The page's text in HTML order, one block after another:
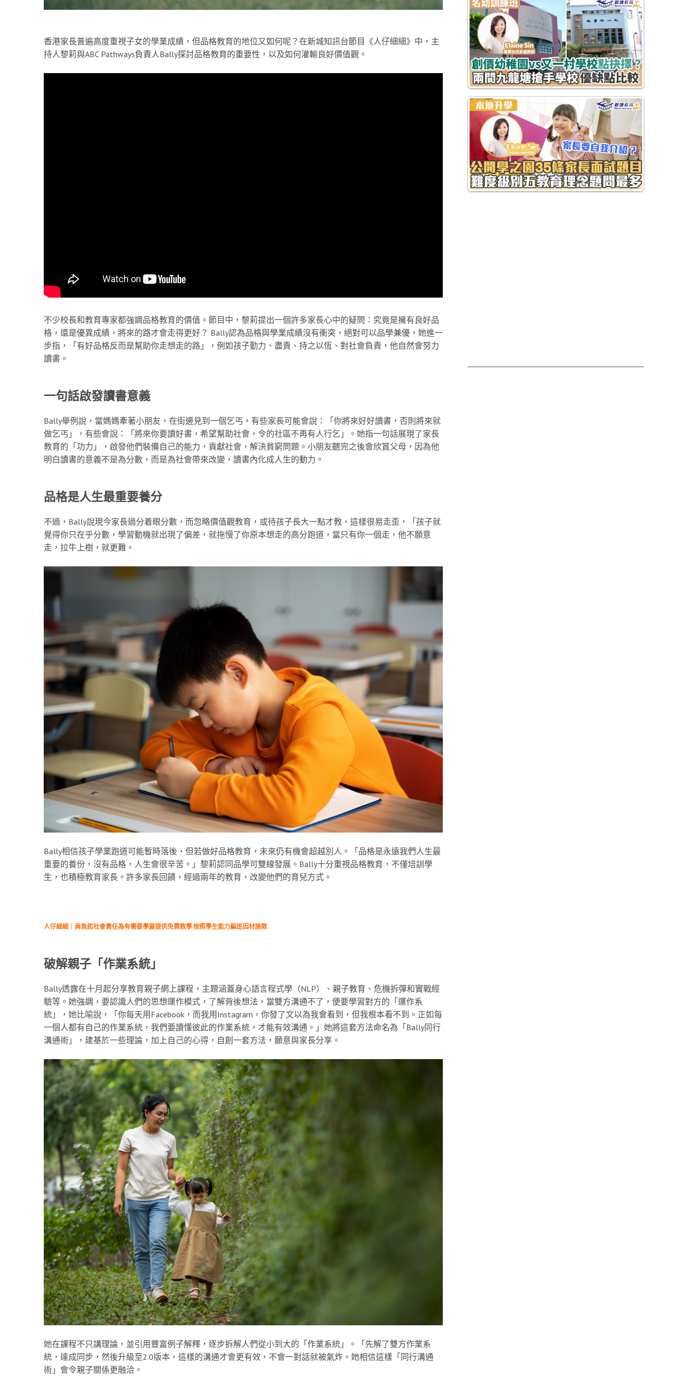
香港家長普遍高度重視子女的學業成績，但品格教育的地位又如何呢？在新城知訊台節目《人仔細細》中，主
持人黎莉與ABC Pathways負責人Bally探討品格教育的重要性，以及如何灌輸良好價值觀。
不少校長和教育專家都強調品格教育的價值。節目中，黎莉提出一個許多家長心中的疑問：究竟是擁有良好品
格，還是優異成績，將來的路才會走得更好？ Bally認為品格與學業成績沒有衝突，絕對可以品學兼優，她進一
步指，「有好品格反而是幫助你走想走的路」，例如孩子勤力、盡責、持之以恆、對社會負責，他自然會努力
讀書。
一句話啟發讀書意義
Bally舉例說，當媽媽牽著小朋友，在街邊見到一個乞丐，有些家長可能會說：「你將來好好讀書，否則將來就
做乞丐」，有些會說：「將來你要讀好書，希望幫助社會，令的社區不再有人行乞」。她指一句話展現了家長
教育的「功力」，啟發他們裝備自己的能力，貢獻社會，解決貧窮問題。小朋友聽完之後會欣賞父母，因為他
明白讀書的意義不是為分數，而是為社會帶來改變，讀書內化成人生的動力。
品格是人生最重要養分
不過，Bally說現今家長過分着眼分數，而忽略價值觀教育，或待孩子長大一點才教，這樣很易走歪，「孩子就
覺得你只在乎分數，學習動機就出現了偏差，就拖慢了你原本想走的高分跑道，當只有你一個走，他不願意
走，拉牛上樹，就更難。
Bally相信孩子學業跑道可能暫時落後，但若做好品格教育，未來仍有機會超越別人。「品格是永遠我們人生最
重要的養份，沒有品格，人生會很辛苦。」黎莉認同品學可雙線發展。Bally十分重視品格教育，不僅培訓學
生，也積極教育家長。許多家長回饋，經過兩年的教育，改變他們的育兒方式。
人仔細細｜肩負起社會責任為有需要學童提供免費教學 按照學生能力編班因材施教
破解親子「作業系統」
Bally透露在十月起分享教育親子網上課程，主題涵蓋身心語言程式學（NLP）、親子教育、危機拆彈和實戰經
驗等。她強調，要認識人們的思想運作模式，了解背後想法，當雙方溝通不了，便要學習對方的「運作系
統」，她比喻說，「你每天用Facebook，而我用Instagram，你發了文以為我會看到，但我根本看不到。正如每
一個人都有自己的作業系統，我們要讀懂彼此的作業系統，才能有效溝通。」她將這套方法命名為「Bally同行
溝通術」，建基於一些理論，加上自己的心得，自創一套方法，願意與家長分享。
她在課程不只講理論，並引用豐富例子解釋，逐步拆解人們從小到大的「作業系統」。「先解了雙方作業系
統，達成同步，然後升級至2.0版本，這樣的溝通才會更有效，不會一對話就被氣炸。她相信這樣「同行溝通
術」會令親子關係更融洽。